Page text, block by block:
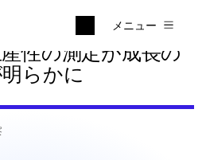
メニュー
性の測定が成長の
らかに